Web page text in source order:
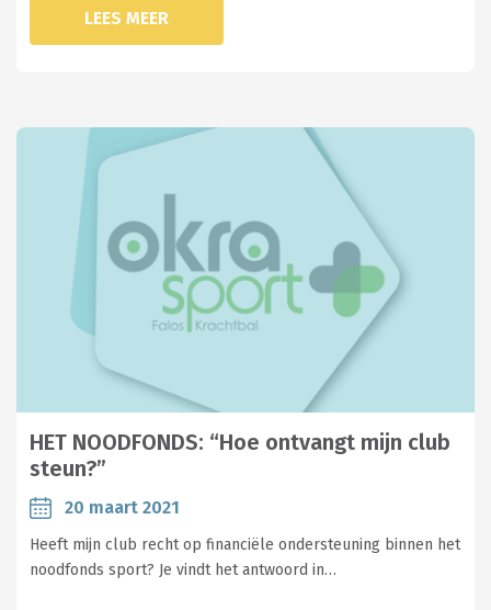
LEES MEER
HET NOODFONDS: “Hoe ontvangt mijn club
steun?”
20 maart 2021
Heeft mijn club recht op financiële ondersteuning binnen het
noodfonds sport? Je vindt het antwoord in…